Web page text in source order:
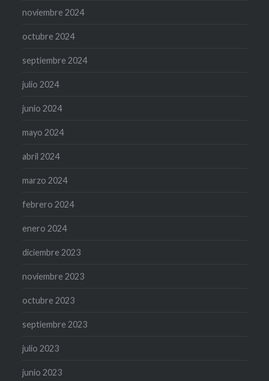
noviembre 2024
octubre 2024
septiembre 2024
julio 2024
junio 2024
mayo 2024
abril 2024
marzo 2024
febrero 2024
enero 2024
diciembre 2023
noviembre 2023
octubre 2023
septiembre 2023
julio 2023
junio 2023